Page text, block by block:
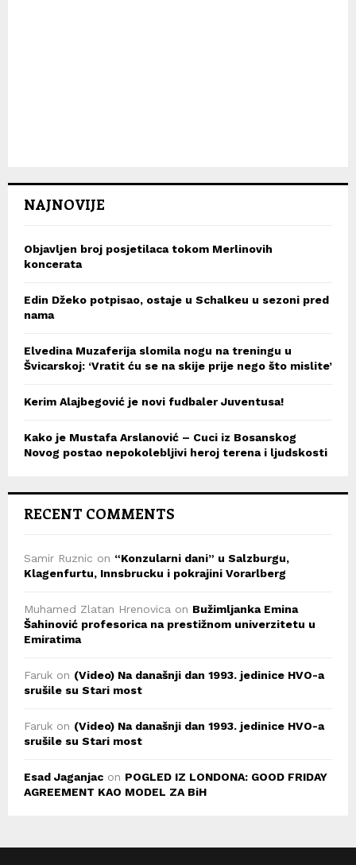
NAJNOVIJE
Objavljen broj posjetilaca tokom Merlinovih
koncerata
Edin Džeko potpisao, ostaje u Schalkeu u sezoni pred
nama
Elvedina Muzaferija slomila nogu na treningu u
Švicarskoj: ‘Vratit ću se na skije prije nego što mislite’
Kerim Alajbegović je novi fudbaler Juventusa!
Kako je Mustafa Arslanović – Cuci iz Bosanskog
Novog postao nepokolebljivi heroj terena i ljudskosti
RECENT COMMENTS
Samir Ruznic on “Konzularni dani” u Salzburgu,
Klagenfurtu, Innsbrucku i pokrajini Vorarlberg
Muhamed Zlatan Hrenovica on Bužimljanka Emina
Šahinović profesorica na prestižnom univerzitetu u
Emiratima
Faruk on (Video) Na današnji dan 1993. jedinice HVO-a
srušile su Stari most
Faruk on (Video) Na današnji dan 1993. jedinice HVO-a
srušile su Stari most
Esad Jaganjac on POGLED IZ LONDONA: GOOD FRIDAY
AGREEMENT KAO MODEL ZA BiH